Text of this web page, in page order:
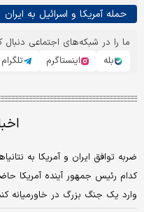
حمله آمریکا و اسرائیل به ایران
ما را در شبکه‌های اجتماعی دنبال
بله
اینستاگرم تلگرام
ضربه توافق ایران و آمریکا به
کدام رئیس جمهور آینده آمریکا
وارد یک جنگ بزرگ در خاورمیانه